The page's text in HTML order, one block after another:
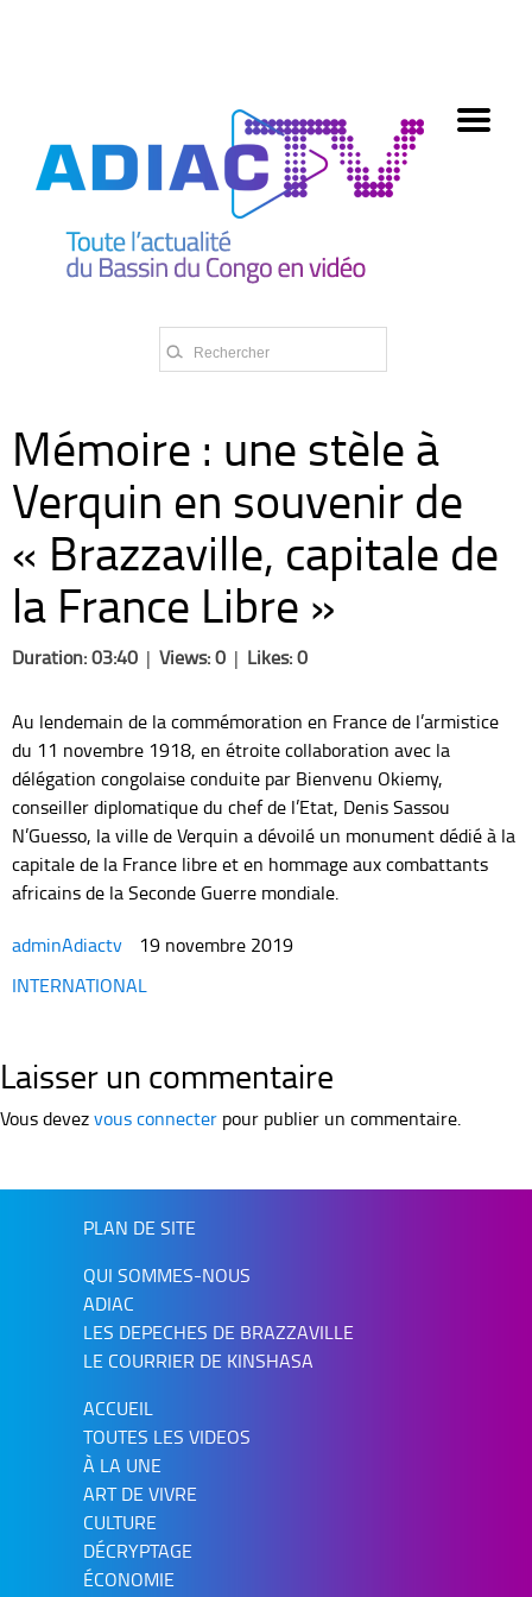
Mémoire : une stèle à
Verquin en souvenir de
« Brazzaville, capitale de
la France Libre »
Duration: 03:40 | Views: 0 | Likes: 0
Au lendemain de la commémoration en France de l’armistice
du 11 novembre 1918, en étroite collaboration avec la
délégation congolaise conduite par Bienvenu Okiemy,
conseiller diplomatique du chef de l’Etat, Denis Sassou
N’Guesso, la ville de Verquin a dévoilé un monument dédié à la
capitale de la France libre et en hommage aux combattants
africains de la Seconde Guerre mondiale.
adminAdiactv
19 novembre 2019
Categories
INTERNATIONAL
Laisser un commentaire
Vous devezvous connecter pour publier un commentaire.
PLAN DE SITE
QUI SOMMES-NOUS
ADIAC
LES DEPECHES DE BRAZZAVILLE
LE COURRIER DE KINSHASA
ACCUEIL
TOUTES LES VIDEOS
À LA UNE
ART DE VIVRE
CULTURE
DÉCRYPTAGE
ÉCONOMIE